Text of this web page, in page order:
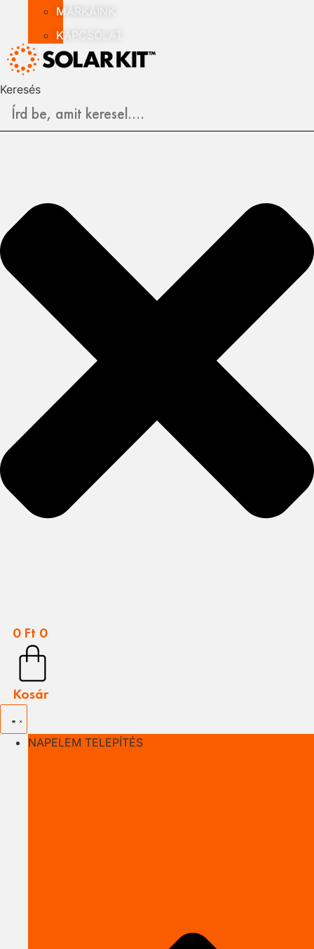
MÁRKÁINK
KAPCSOLAT
Keresés
0 Ft 0
Kosár
NAPELEM TELEPÍTÉS